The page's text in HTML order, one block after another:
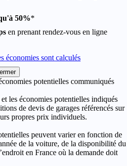
50%*
en prenant rendez-vous en ligne
économies sont calculés
potentielles communiqués
les économies potentielles indiqués
de devis de garages référencés sur
propres prix individuels.
peuvent varier en fonction de
de la voiture, de la disponibilité du
en France où la demande doit